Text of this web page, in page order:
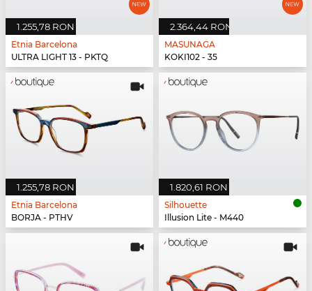
1.255,78 RON
Etnia Barcelona
ULTRA LIGHT 13 - PKTQ
2.364,44 RON
MASUNAGA
KOKI102 - 35
1.255,78 RON
Etnia Barcelona
BORJA - PTHV
1.820,61 RON
Silhouette
Illusion Lite - M440